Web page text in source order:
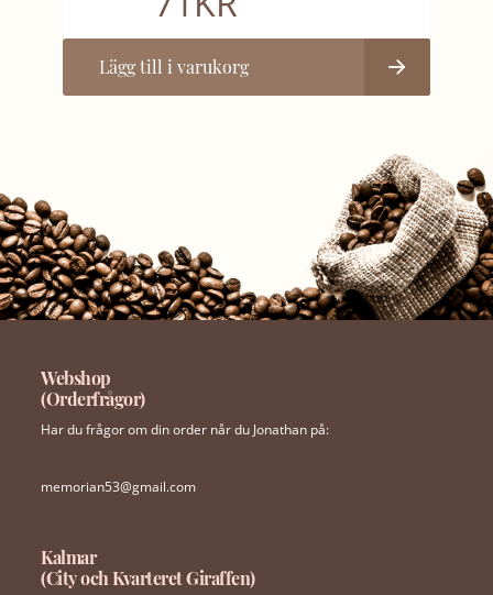
Lägg till i varukorg
Webshop
(Orderfrågor)
Har du frågor om din order når du Jonathan på:
memorian53@gmail.com
Kalmar
(City och Kvarteret Giraffen)